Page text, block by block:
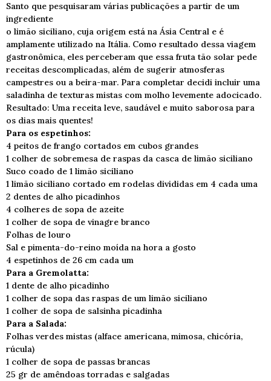
Santo que pesquisaram várias publicações a partir de um
ingrediente
o limão siciliano, cuja origem está na Ásia Central e é
amplamente utilizado na Itália. Como resultado dessa viagem
gastronômica, eles perceberam que essa fruta tão solar pede
receitas descomplicadas, além de sugerir atmosferas
campestres ou a beira-mar. Para completar decidi incluir uma
saladinha de texturas mistas com molho levemente adocicado.
Resultado: Uma receita leve, saudável e muito saborosa para
os dias mais quentes!
Para os espetinhos:
4 peitos de frango cortados em cubos grandes
1 colher de sobremesa de raspas da casca de limão siciliano
Suco coado de 1 limão siciliano
1 limão siciliano cortado em rodelas divididas em 4 cada uma
2 dentes de alho picadinhos
4 colheres de sopa de azeite
1 colher de sopa de vinagre branco
Folhas de louro
Sal e pimenta-do-reino moída na hora a gosto
4 espetinhos de 26 cm cada um
Para a Gremolatta:
1 dente de alho picadinho
1 colher de sopa das raspas de um limão siciliano
1 colher de sopa de salsinha picadinha
Para a Salada:
Folhas verdes mistas (alface americana, mimosa, chicória,
rúcula)
1 colher de sopa de passas brancas
25 gr de amêndoas torradas e salgadas